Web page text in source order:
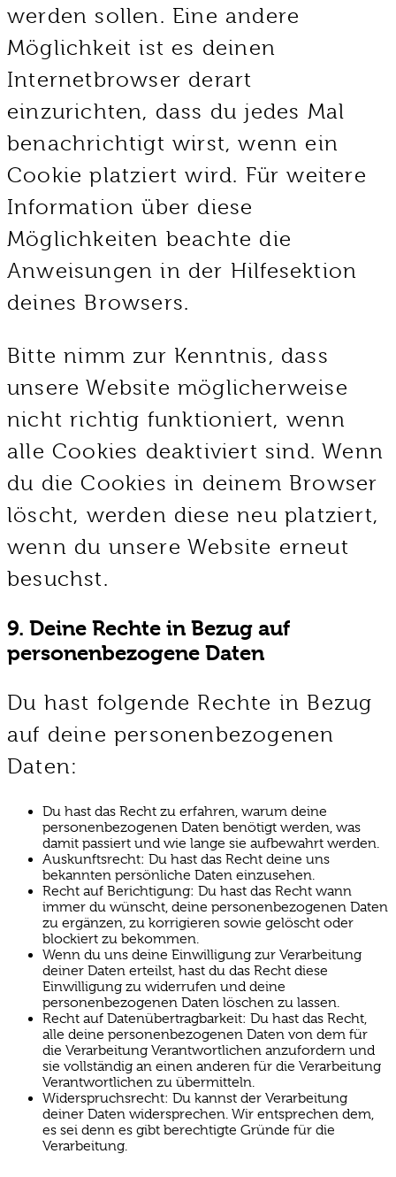
werden sollen. Eine andere
Möglichkeit ist es deinen
Internetbrowser derart
einzurichten, dass du jedes Mal
benachrichtigt wirst, wenn ein
Cookie platziert wird. Für weitere
Information über diese
Möglichkeiten beachte die
Anweisungen in der Hilfesektion
deines Browsers.
Bitte nimm zur Kenntnis, dass
unsere Website möglicherweise
nicht richtig funktioniert, wenn
alle Cookies deaktiviert sind. Wenn
du die Cookies in deinem Browser
löscht, werden diese neu platziert,
wenn du unsere Website erneut
besuchst.
9. Deine Rechte in Bezug auf
personenbezogene Daten
Du hast folgende Rechte in Bezug
auf deine personenbezogenen
Daten:
Du hast das Recht zu erfahren, warum deine
personenbezogenen Daten benötigt werden, was
damit passiert und wie lange sie aufbewahrt werden.
Auskunftsrecht: Du hast das Recht deine uns
bekannten persönliche Daten einzusehen.
Recht auf Berichtigung: Du hast das Recht wann
immer du wünscht, deine personenbezogenen Daten
zu ergänzen, zu korrigieren sowie gelöscht oder
blockiert zu bekommen.
Wenn du uns deine Einwilligung zur Verarbeitung
deiner Daten erteilst, hast du das Recht diese
Einwilligung zu widerrufen und deine
personenbezogenen Daten löschen zu lassen.
Recht auf Datenübertragbarkeit: Du hast das Recht,
alle deine personenbezogenen Daten von dem für
die Verarbeitung Verantwortlichen anzufordern und
sie vollständig an einen anderen für die Verarbeitung
Verantwortlichen zu übermitteln.
Widerspruchsrecht: Du kannst der Verarbeitung
deiner Daten widersprechen. Wir entsprechen dem,
es sei denn es gibt berechtigte Gründe für die
Verarbeitung.